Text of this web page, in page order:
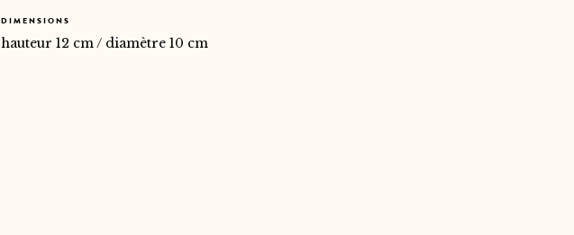
DIMENSIONS
hauteur 12 cm / diamètre 10 cm